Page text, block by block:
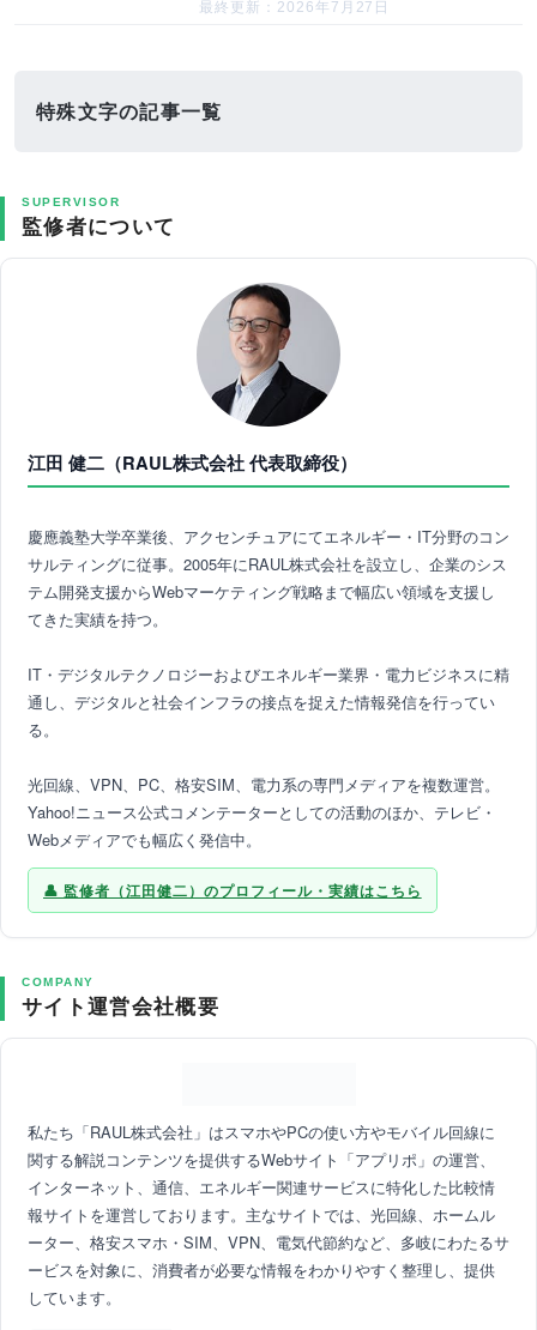
最終更新：2026年7月27日
特殊文字の記事一覧
SUPERVISOR
監修者について
江田 健二（RAUL株式会社 代表取締役）
慶應義塾大学卒業後、アクセンチュアにてエネルギー・IT分野のコン
サルティングに従事。2005年にRAUL株式会社を設立し、企業のシス
テム開発支援からWebマーケティング戦略まで幅広い領域を支援し
てきた実績を持つ。
IT・デジタルテクノロジーおよびエネルギー業界・電力ビジネスに精
通し、デジタルと社会インフラの接点を捉えた情報発信を行ってい
る。
光回線、VPN、PC、格安SIM、電力系の専門メディアを複数運営。
Yahoo!ニュース公式コメンテーターとしての活動のほか、テレビ・
Webメディアでも幅広く発信中。
監修者（江田健二）のプロフィール・実績はこちら
COMPANY
サイト運営会社概要
私たち「RAUL株式会社」はスマホやPCの使い方やモバイル回線に
関する解説コンテンツを提供するWebサイト「アプリポ」の運営、
インターネット、通信、エネルギー関連サービスに特化した比較情
報サイトを運営しております。主なサイトでは、光回線、ホームル
ーター、格安スマホ・SIM、VPN、電気代節約など、多岐にわたるサ
ービスを対象に、消費者が必要な情報をわかりやすく整理し、提供
しています。